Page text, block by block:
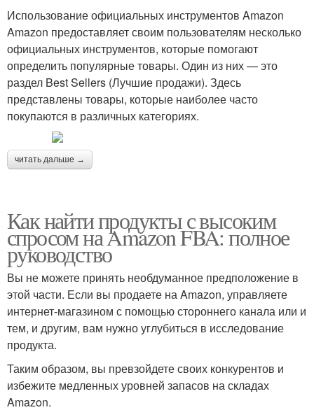
Использование официальных инструментов Amazon
Amazon предоставляет своим пользователям несколько
официальных инструментов, которые помогают
определить популярные товары. Один из них — это
раздел Best Sellers (Лучшие продажи). Здесь
представлены товары, которые наиболее часто
покупаются в различных категориях.
читать дальше →
Как найти продукты с высоким
спросом на Amazon FBA: полное
руководство
Вы не можете принять необдуманное предположение в
этой части. Если вы продаете на Amazon, управляете
интернет-магазином с помощью стороннего канала или и
тем, и другим, вам нужно углубиться в исследование
продукта.
Таким образом, вы превзойдете своих конкурентов и
избежите медленных уровней запасов на складах
Amazon.